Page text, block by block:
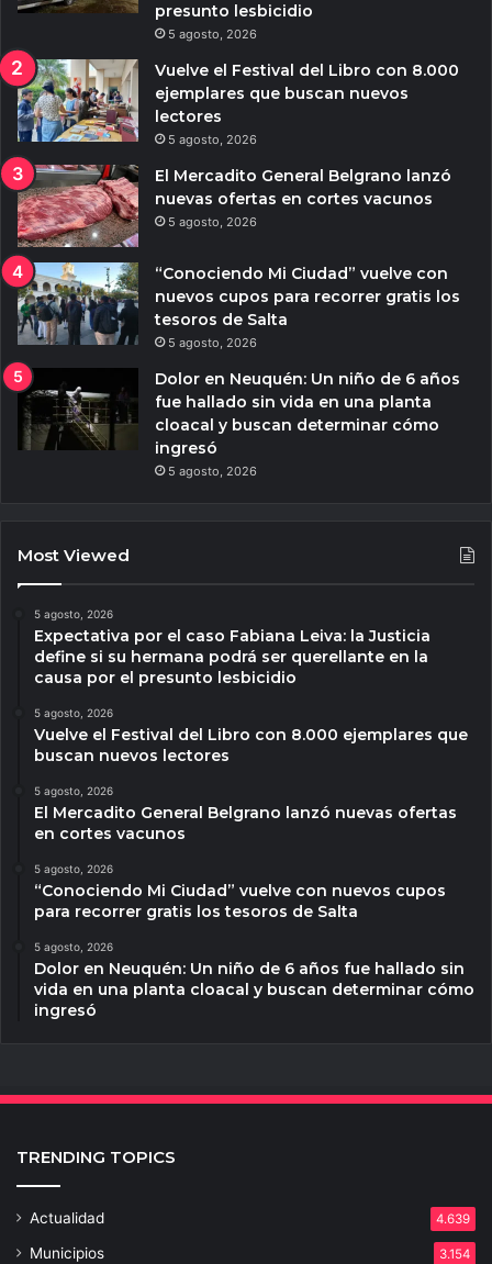
presunto lesbicidio
5 agosto, 2026
Vuelve el Festival del Libro con 8.000
ejemplares que buscan nuevos
lectores
5 agosto, 2026
El Mercadito General Belgrano lanzó
nuevas ofertas en cortes vacunos
5 agosto, 2026
“Conociendo Mi Ciudad” vuelve con
nuevos cupos para recorrer gratis los
tesoros de Salta
5 agosto, 2026
Dolor en Neuquén: Un niño de 6 años
fue hallado sin vida en una planta
cloacal y buscan determinar cómo
ingresó
5 agosto, 2026
Most Viewed
5 agosto, 2026
Expectativa por el caso Fabiana Leiva: la Justicia
define si su hermana podrá ser querellante en la
causa por el presunto lesbicidio
5 agosto, 2026
Vuelve el Festival del Libro con 8.000 ejemplares que
buscan nuevos lectores
5 agosto, 2026
El Mercadito General Belgrano lanzó nuevas ofertas
en cortes vacunos
5 agosto, 2026
“Conociendo Mi Ciudad” vuelve con nuevos cupos
para recorrer gratis los tesoros de Salta
5 agosto, 2026
Dolor en Neuquén: Un niño de 6 años fue hallado sin
vida en una planta cloacal y buscan determinar cómo
ingresó
TRENDING TOPICS
Actualidad 4.639
Municipios 3.154